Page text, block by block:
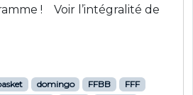
! Voir l’intégralité de
domingo FFBB
FFF